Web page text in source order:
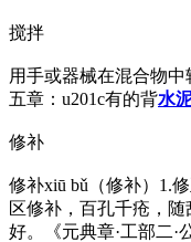
搅拌
用手或器械在混合物
五章：u201c有的背水
修补
修补xiū bǔ（修补）1.
区修补，百孔千疮，
好。《元典章·工部二